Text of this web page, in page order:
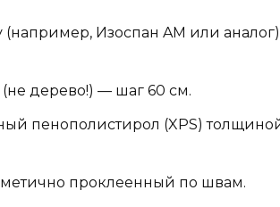
Изоспан AM или
дерево!) — шаг 60 см.
пенополистирол (XPS)
проклеенный по швам.